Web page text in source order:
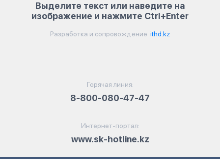
Выделите текст или наведите на
изображение и нажмите Ctrl+Enter
Разработка и сопровождение ithd.kz
Горячая линия:
8-800-080-47-47
Интернет-портал:
www.sk-hotline.kz